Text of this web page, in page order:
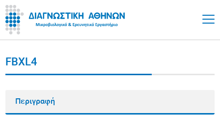
FBXL4
Περιγραφή